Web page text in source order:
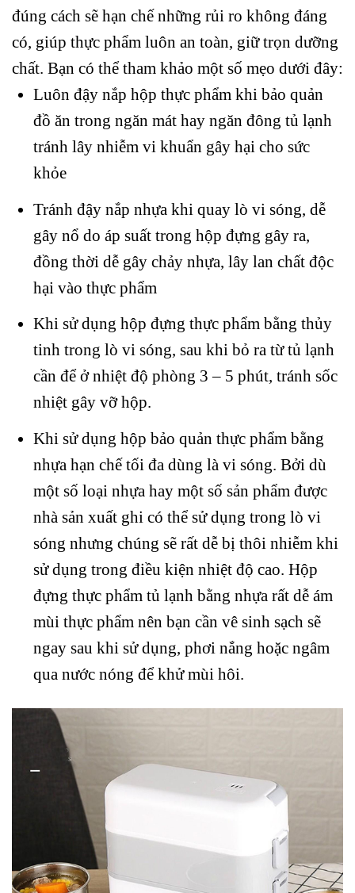
đúng cách sẽ hạn chế những rủi ro không đáng
có, giúp thực phẩm luôn an toàn, giữ trọn dưỡng
chất. Bạn có thể tham khảo một số mẹo dưới đây:
Luôn đậy nắp hộp thực phẩm khi bảo quản
đồ ăn trong ngăn mát hay ngăn đông tủ lạnh
tránh lây nhiễm vi khuẩn gây hại cho sức
khỏe
Tránh đậy nắp nhựa khi quay lò vi sóng, dễ
gây nổ do áp suất trong hộp đựng gây ra,
đồng thời dễ gây chảy nhựa, lây lan chất độc
hại vào thực phẩm
Khi sử dụng hộp đựng thực phẩm bằng thủy
tinh trong lò vi sóng, sau khi bỏ ra từ tủ lạnh
cần để ở nhiệt độ phòng 3 – 5 phút, tránh sốc
nhiệt gây vỡ hộp.
Khi sử dụng hộp bảo quản thực phẩm bằng
nhựa hạn chế tối đa dùng là vi sóng. Bởi dù
một số loại nhựa hay một số sản phẩm được
nhà sản xuất ghi có thể sử dụng trong lò vi
sóng nhưng chúng sẽ rất dễ bị thôi nhiễm khi
sử dụng trong điều kiện nhiệt độ cao. Hộp
đựng thực phẩm tủ lạnh bằng nhựa rất dễ ám
mùi thực phẩm nên bạn cần vê sinh sạch sẽ
ngay sau khi sử dụng, phơi nắng hoặc ngâm
qua nước nóng để khử mùi hôi.